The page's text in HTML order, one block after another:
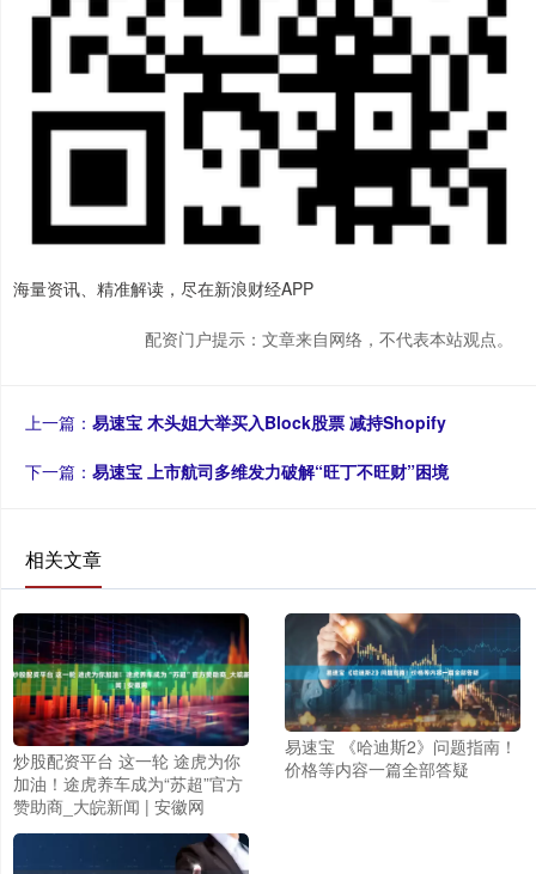
海量资讯、精准解读，尽在新浪财经APP
配资门户提示：文章来自网络，不代表本站观点。
上一篇： 易速宝 木头姐大举买入Block股票 减持Shopify
下一篇： 易速宝 上市航司多维发力破解“旺丁不旺财”困境
相关文章
炒股配资平台 这一轮 途虎为你
加油！途虎养车成为“苏超”官方
赞助商_大皖新闻 | 安徽网
易速宝 《哈迪斯2》问题指南！
价格等内容一篇全部答疑